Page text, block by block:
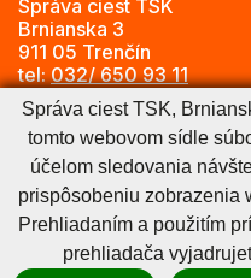
Správa ciest TSK
Brnianska 3
911 05 Trenčín
tel:032/ 650 93 11
e-mail:
info@sctsk.sk
Zásady spracúvania osobných
Cookies - viac informácií
Technický prevádzkovateľ
Správa ciest TSK,
tomto webovom sídle
účelom sledovania
prispôsobeniu zobrazenia
Prehliadaním a použitím
prehliadača